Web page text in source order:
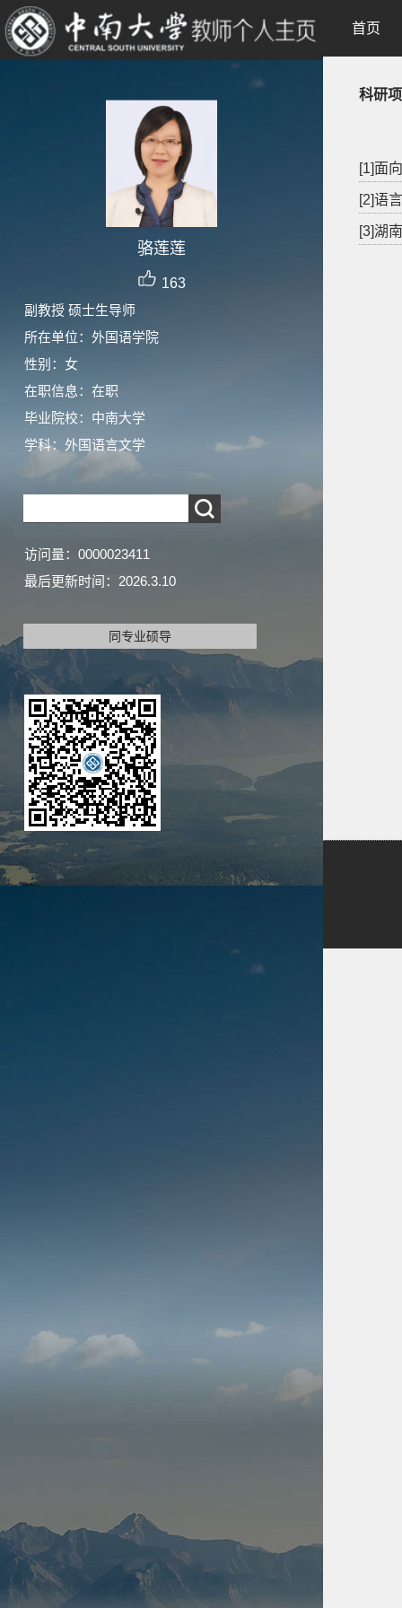
骆莲莲
163
副教授 硕士生导师
所在单位：外国语学院
性别：女
在职信息：在职
毕业院校：中南大学
学科：外国语言文学
访问量： 0000023411
最后更新时间： 2026.3.10
同专业硕导
首页
科研
[1]面
[2]语
[3]湖